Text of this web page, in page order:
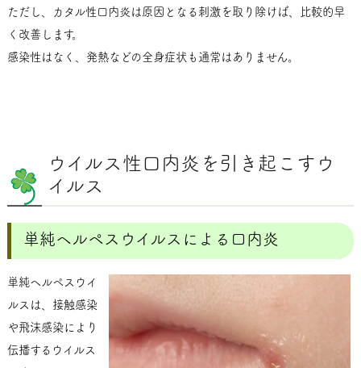
ただし、カタル性口内炎は原因となる刺激を取り除けば、比較的早
く改善します。
感染性はなく、発熱などの全身症状も通常はありません。
ウイルス性口内炎を引き起こすウ
イルス
単純ヘルペスウイルスによる口内炎
単純ヘルペスウイ
ルスは、接触感染
や飛沫感染により
伝播するウイルス